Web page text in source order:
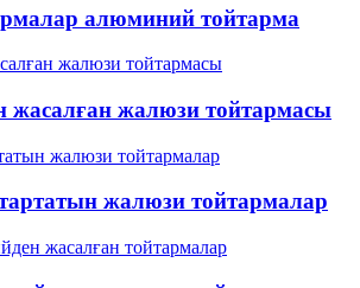
алюминий тойтарма
жасалған жалюзи тойтармасы
жалюзи тойтармалар